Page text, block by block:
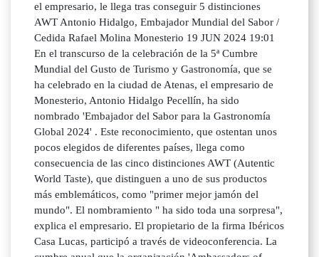
el empresario, le llega tras conseguir 5 distinciones
AWT Antonio Hidalgo, Embajador Mundial del Sabor /
Cedida Rafael Molina Monesterio 19 JUN 2024 19:01
En el transcurso de la celebración de la 5ª Cumbre
Mundial del Gusto de Turismo y Gastronomía, que se
ha celebrado en la ciudad de Atenas, el empresario de
Monesterio, Antonio Hidalgo Pecellín, ha sido
nombrado 'Embajador del Sabor para la Gastronomía
Global 2024' . Este reconocimiento, que ostentan unos
pocos elegidos de diferentes países, llega como
consecuencia de las cinco distinciones AWT (Autentic
World Taste), que distinguen a uno de sus productos
más emblemáticos, como "primer mejor jamón del
mundo". El nombramiento " ha sido toda una sorpresa",
explica el empresario. El propietario de la firma Ibéricos
Casa Lucas, participó a través de videoconferencia. La